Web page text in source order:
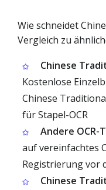
Wie schneidet
Vergleich zu
Chinese
Kostenlose
Chinese
für Stapel-OCR
Andere OCR-
auf vereinfachtes
Registrierung vor
Chinese